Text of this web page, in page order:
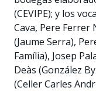
(CEVIPE); y los
Cava, Pere Ferrer
(Jaume Serra),
Família), Josep
Deàs (González
(Celler Carles